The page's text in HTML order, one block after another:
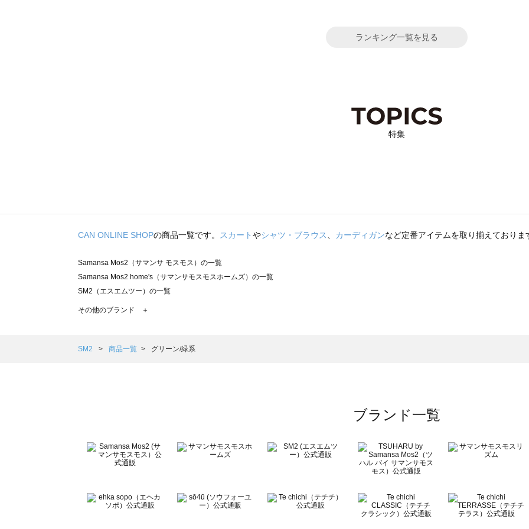
ランキング一覧を見る
特集
CAN ONLINE SHOPの商品一覧です。 スカートやシャツ・ブラウス、 カーディガンなど定番アイテムを取り揃えておりま
Samansa Mos2（サマンサ モスモス）の一覧
Samansa Mos2 home's（サマンサモスモスホームズ）の一覧
SM2（エスエムツー）の一覧
TSUHARU by Samansa Mos2（ツハルバイサマンサモスモス）の一覧
Samansa Mos2 Lagom（サマンサモスモス ラーゴム）の一覧
BETTY'S BLUE（べティーズブルー）の一覧
Wpc.（ワールドパーティー）の一覧
その他のブランド ＋
SM2 商品一覧 グリーン/緑系
ブランド一覧